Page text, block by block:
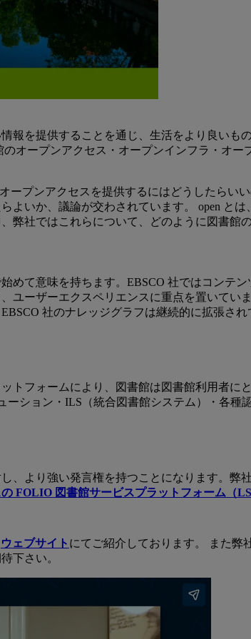
を提供することを通じ、生活をより良いも
オープンアクセス・オープンインフラ・オ
プンアクセスを提供するにはどうしたらい
よいか、議論が交わされています。 open と
社ではこれらについて、どのように図書館
て意味を持ちます。EBSCO 社ではコンテ
ユーザーエクスペリエンスに重点を置いてい
社のナレッジグラフは継続的に拡張さ
フォームにより、図書館は図書館利用者に
ション・ILS（統合図書館システム）・各種
、より強い発言権を持つことになります。弊
FOLIO 図書館サービスプラットフォーム（
ウェブサイト にてご紹介しております。 また弊
下さい。